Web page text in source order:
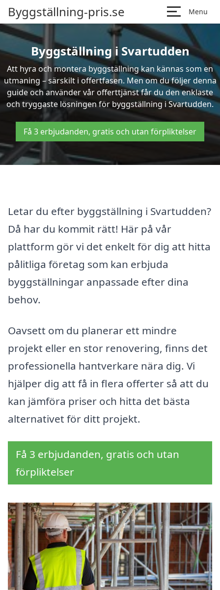
Byggställning-pris.se Menu
Byggställning i Svartudden
Att hyra och montera byggställning kan kännas som en
utmaning – särskilt i offertfasen. Men om du följer denna
guide och använder vår offerttjänst får du den enklaste
och tryggaste lösningen för byggställning i Svartudden.
Få 3 erbjudanden, gratis och utan förpliktelser
Letar du efter byggställning i Svartudden?
Då har du kommit rätt! Här på vår
plattform gör vi det enkelt för dig att hitta
pålitliga företag som kan erbjuda
byggställningar anpassade efter dina
behov.
Oavsett om du planerar ett mindre
projekt eller en stor renovering, finns det
professionella hantverkare nära dig. Vi
hjälper dig att få in flera offerter så att du
kan jämföra priser och hitta det bästa
alternativet för ditt projekt.
Få 3 erbjudanden, gratis och utan
förpliktelser